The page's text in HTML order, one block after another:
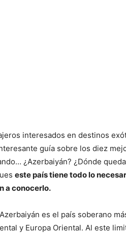
interesados en destinos
guía sobre los diez
¿Azerbaiyán? ¿Dónde
este país tiene todo lo
a conocerlo.
es el país soberano
y Europa Oriental. Al este